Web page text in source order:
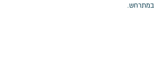
במתרחש.